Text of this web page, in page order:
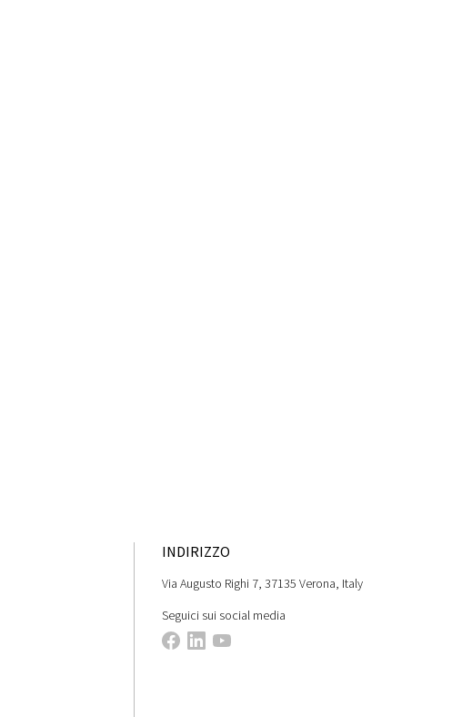
INDIRIZZO
Via Augusto Righi 7, 37135 Verona, Italy
Seguici sui social media